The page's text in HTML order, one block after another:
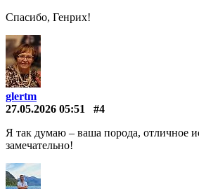
Спасибо, Генрих!
glertm
27.05.2026 05:51
#4
Я так думаю – ваша порода, отличное
замечательно!